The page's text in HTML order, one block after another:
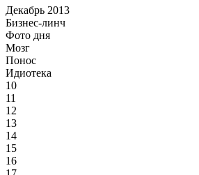
Декабрь 2013
Бизнес-линч
Фото дня
Мозг
Понос
Идиотека
10
11
12
13
14
15
16